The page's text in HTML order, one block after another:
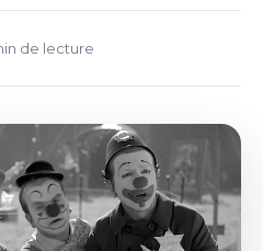
de lecture